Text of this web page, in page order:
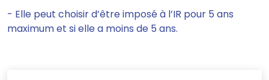
- Elle peut choisir d’être imposé à l’IR pour 5 ans
maximum et si elle a moins de 5 ans.